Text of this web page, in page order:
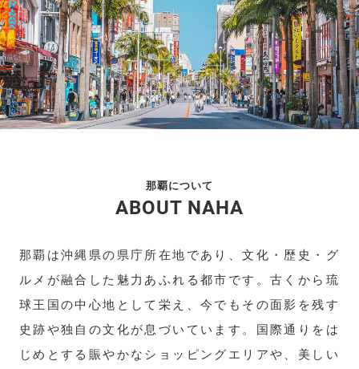
那覇について
ABOUT NAHA
那覇は沖縄県の県庁所在地であり、文化・歴史・グ
ルメが融合した魅力あふれる都市です。古くから琉
球王国の中心地として栄え、今でもその面影を残す
史跡や独自の文化が息づいています。国際通りをは
じめとする賑やかなショッピングエリアや、美しい